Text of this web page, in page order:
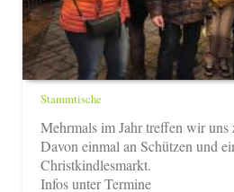
Stammtische
Mehrmals im Jahr treffen wir uns
Davon einmal an Schützen und
Christkindlesmarkt.
Infos unter Termine